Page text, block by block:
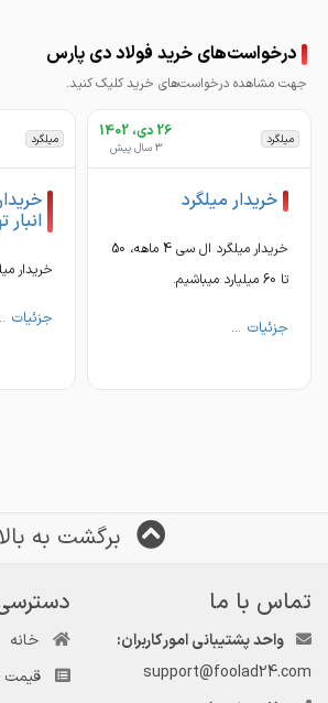
برای کسب اطلاعات بیشتر با شماره های زیر تماس
درخواست‌های خرید فولاد دی پارس
جهت مشاهده درخواست‌های خرید کلیک کنید.
میلگرد 26 دی، 1402
3 سال پیش
خریدار میلگرد
خریدار میلگرد ال سی 4 ماهه، 50
تا 60 میلیارد میباشیم.
جزئیات ...
میلگرد
انبار
خریدار
جزئیات
برگشت به بالا
تماس با ما
واحد پشتیبانی امور کاربران:
support@foolad24.com
خانه